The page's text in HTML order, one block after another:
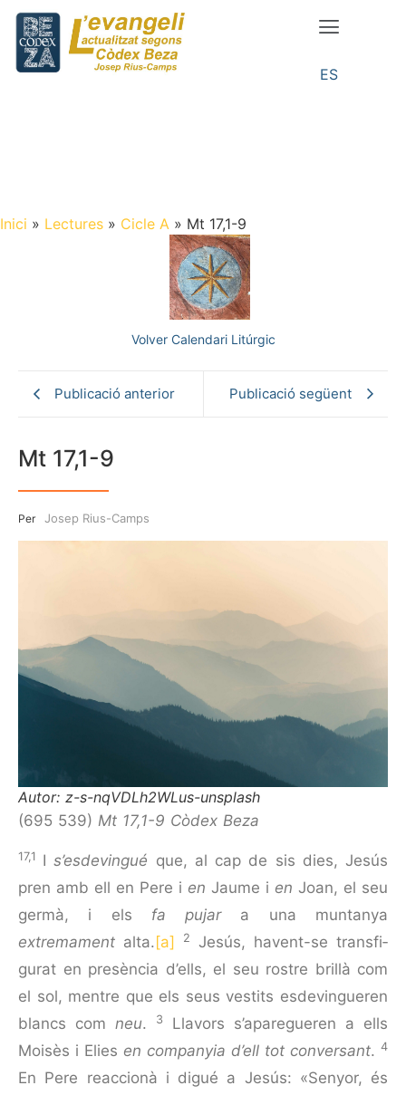
ES
Inici » Lectures » Cicle A » Mt 17,1-9
Volver Calendari Litúrgic
Publicació anterior Publicació següent
Mt 17,1-9
Per Josep Rius-Camps
Autor: z-s-nqVDLh2WLus-unsplash
(695 539) Mt 17,1-9 Còdex Beza
17,1 Is’esdevingué que, al cap de sis dies, Jesús
pren amb ell en Pere i en Jaume i en Joan, el seu
germà, i els fa pujara una muntanya
extremament alta. [a] 2 Jesús, havent-se transfi­
gurat en presència d’ells, el seu rostre brillà com
el sol, mentre que els seus vestits es­de­vin­gueren
blancs comneu. 3 Llavors s’aparegueren a ells
Moisès i Elies en companyia d’ell tot conversant. 4
En Pere reaccionà i digué a Jesús: «Senyor, és